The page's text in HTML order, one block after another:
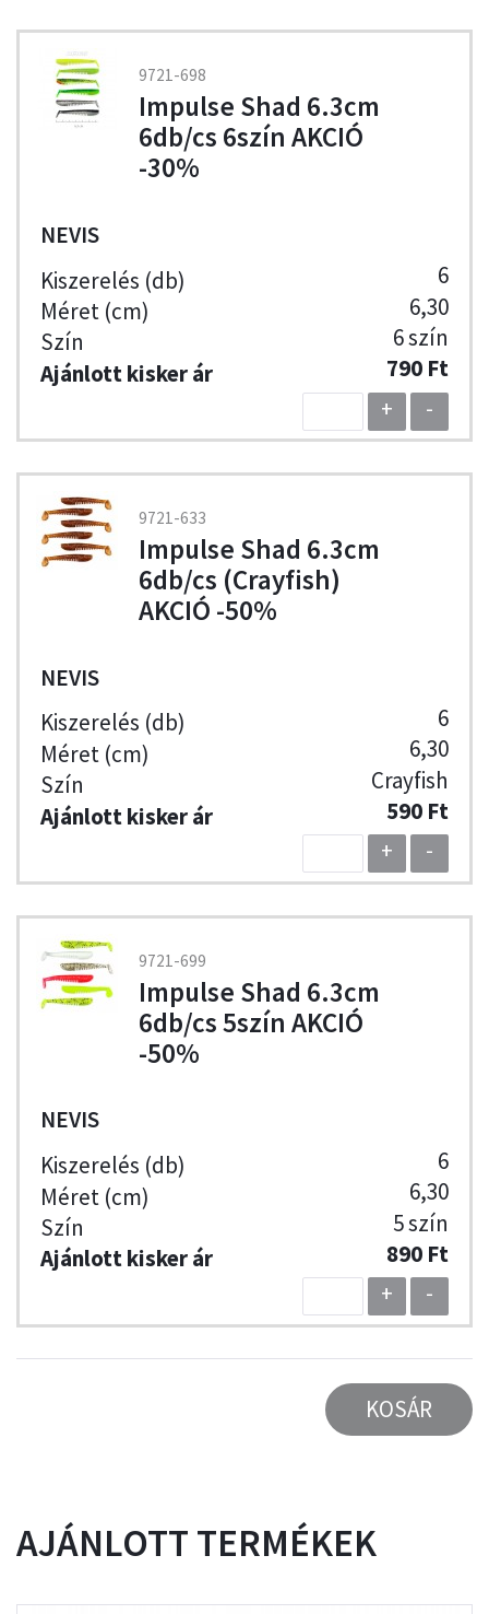
9721-698
Impulse Shad 6.3cm
6db/cs 6szín AKCIÓ
-30%
NEVIS
6
6,30
6 szín
790 Ft
+
-
9721-633
Impulse Shad 6.3cm
6db/cs (Crayfish)
AKCIÓ -50%
NEVIS
6
6,30
Crayfish
590 Ft
+
-
9721-699
Impulse Shad 6.3cm
6db/cs 5szín AKCIÓ
-50%
NEVIS
6
6,30
5 szín
890 Ft
+
-
KOSÁR
AJÁNLOTT TERMÉKEK